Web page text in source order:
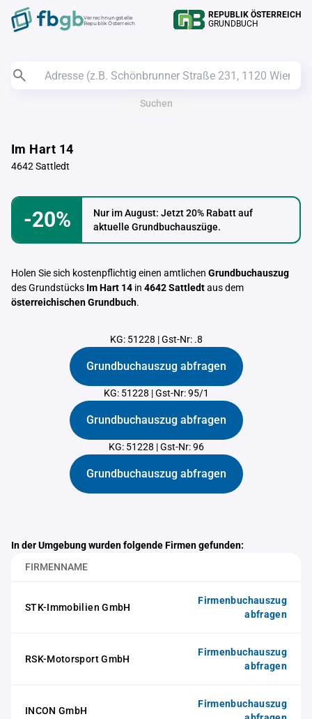
Verrechnungstelle
Republik Österreich
REPUBLIK ÖSTERREICH
GRUNDBUCH
Suchen
Im Hart 14
4642 Sattledt
-20%
Nur im August: Jetzt 20% Rabatt auf
aktuelle Grundbuchauszüge.
Holen Sie sich kostenpflichtig einen amtlichen Grundbuchauszug
des Grundstücks Im Hart 14 in 4642 Sattledtaus dem
österreichischen Grundbuch.
KG: 51228 |Gst-Nr: .8
Grundbuchauszug abfragen
KG: 51228 |Gst-Nr: 95/1
Grundbuchauszug abfragen
KG: 51228 |Gst-Nr: 96
Grundbuchauszug abfragen
In der Umgebung wurden folgende Firmen gefunden:
FIRMENNAME
STK-Immobilien GmbH
Firmenbuchauszug
abfragen
RSK-Motorsport GmbH
Firmenbuchauszug
abfragen
INCON GmbH
Firmenbuchauszug